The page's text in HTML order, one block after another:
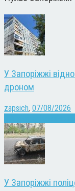
У Запоріжжі
дроном
zapsich, 07/08/2026
У Запоріжжі